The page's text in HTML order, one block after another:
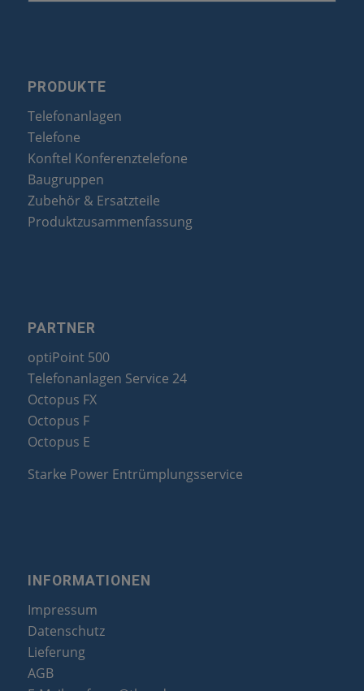
PRODUKTE
Telefonanlagen
Telefone
Konftel Konferenztelefone
Baugruppen
Zubehör & Ersatzteile
Produktzusammenfassung
PARTNER
optiPoint 500
Telefonanlagen Service 24
Octopus FX
Octopus F
Octopus E
Starke Power Entrümplungsservice
INFORMATIONEN
Impressum
Datenschutz
Lieferung
AGB